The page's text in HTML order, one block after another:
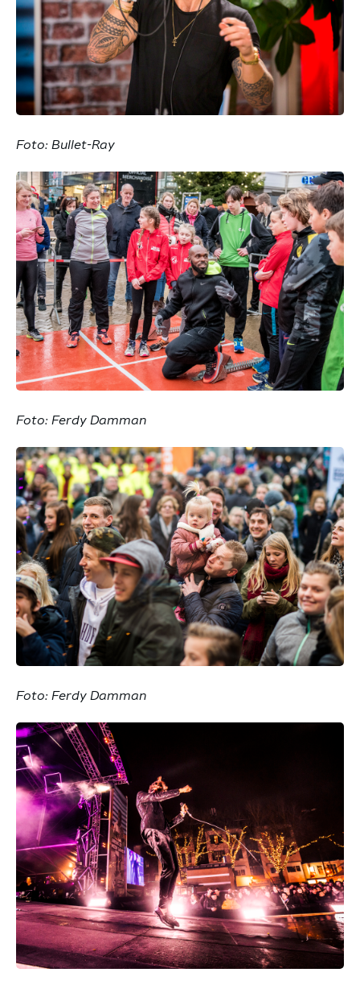
Foto: Bullet-Ray
Foto: Ferdy Damman
Foto: Ferdy Damman